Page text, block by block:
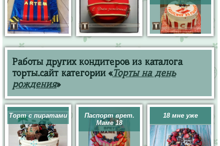
Работы других кондитеров из каталога
торты.сайт категории «Торты на день
рождения»
Торт с пиратами
Паспорт врет.
Маме 18
18 мне уже